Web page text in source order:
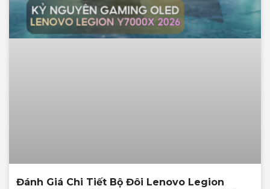
Đánh Giá Chi Tiết Bộ Đôi Lenovo Legion